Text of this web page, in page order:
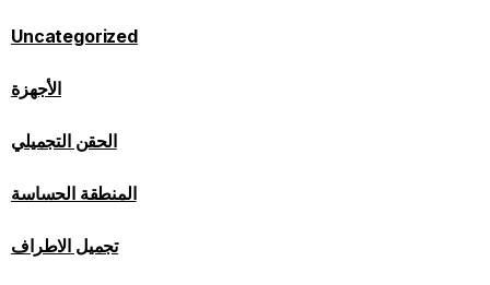
Uncategorized
الأجهزة
الحقن التجميلي
المنطقة الحساسة
تجميل الاطراف